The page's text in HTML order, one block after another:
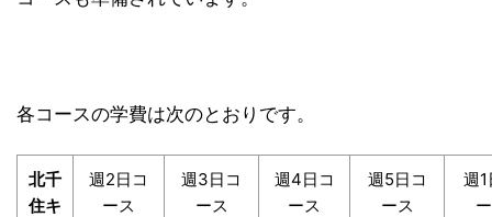
各コースの学費は次のとおりです。
北千
住キ
週2日コ
ース
週3日コ
ース
週4日コ
ース
週5日コ
ース
週1